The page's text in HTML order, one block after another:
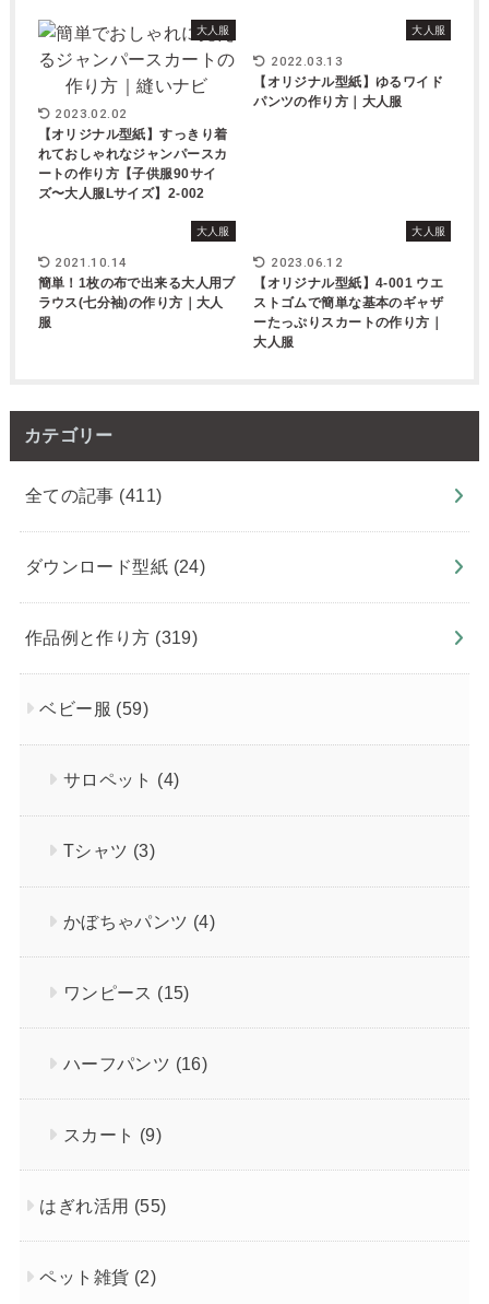
大人服
2023.02.02
【オリジナル型紙】すっきり着
れておしゃれなジャンパースカ
ートの作り方【子供服90サイ
ズ〜大人服Lサイズ】2-002
大人服
2022.03.13
【オリジナル型紙】ゆるワイド
パンツの作り方｜大人服
大人服
2021.10.14
簡単！1枚の布で出来る大人用ブ
ラウス(七分袖)の作り方｜大人
服
大人服
2023.06.12
【オリジナル型紙】4-001 ウエ
ストゴムで簡単な基本のギャザ
ーたっぷりスカートの作り方｜
大人服
カテゴリー
全ての記事 (411)
ダウンロード型紙 (24)
作品例と作り方 (319)
ベビー服 (59)
サロペット (4)
Tシャツ (3)
かぼちゃパンツ (4)
ワンピース (15)
ハーフパンツ (16)
スカート (9)
はぎれ活用 (55)
ペット雑貨 (2)